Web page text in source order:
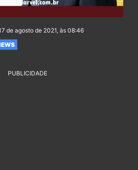
de agosto de 2021, às 08:46
PUBLICIDADE